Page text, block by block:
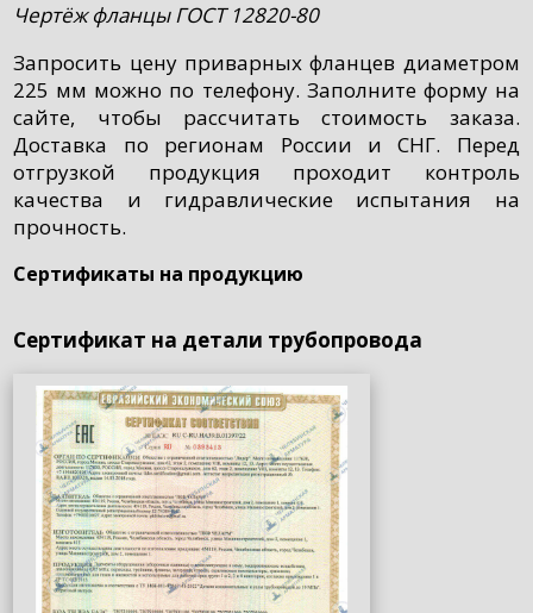
Чертёж фланцы ГОСТ 12820-80
Запросить цену приварных фланцев диаметром
225 мм можно по телефону. Заполните форму на
сайте, чтобы рассчитать стоимость заказа.
Доставка по регионам России и СНГ. Перед
отгрузкой продукция проходит контроль
качества и гидравлические испытания на
прочность.
Сертификаты на продукцию
Сертификат на детали трубопровода